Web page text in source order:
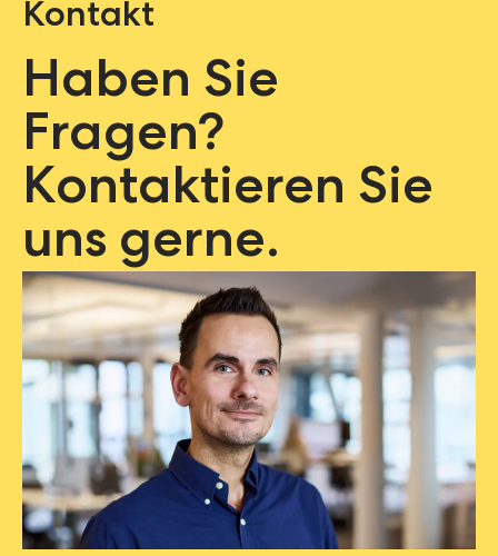
Kontakt
Haben Sie
Fragen?
Kontaktieren Sie
uns gerne.